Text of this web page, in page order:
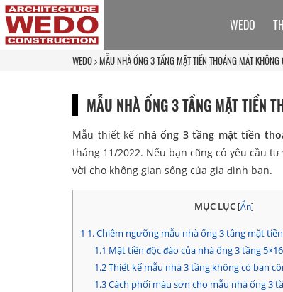
WEDO MẪU NHÀ ỐNG 3 TẦNG MẶT TIỀN THOÁNG MÁT
MẪU NHÀ ỐNG 3 TẦNG MẶT TIỀN
Mẫu thiết kế nhà ống 3 tầng mặt tiền
tháng 11/2022. Nếu bạn cũng có yêu cầu
vời cho không gian sống của gia đình bạn.
MỤC LỤC [Ẩn]
1 1. Chiêm ngưỡng mẫu nhà ống 3 tầng mặt
1.1 Mặt tiền độc đáo của nhà ống 3 tầng
1.2Thiết kế mẫu nhà 3 tầng không có ban
1.3Cách phối màu sơn cho mẫu nhà ống 3
WEDO